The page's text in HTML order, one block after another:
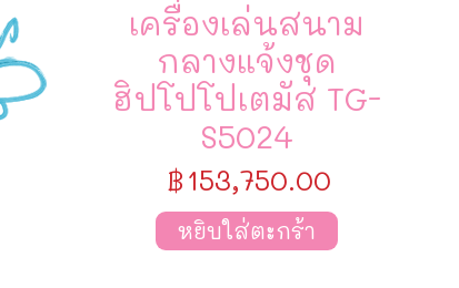
เครื่องเล่นสนาม
กลางแจ้งชุด
ฮิปโปโปเตมัส TG-
S5024
฿153,750.00
หยิบใส่ตะกร้า